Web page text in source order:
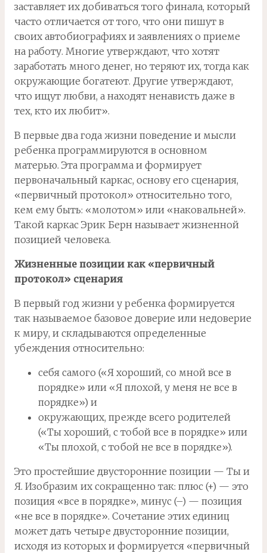
заставляет их добиваться того финала, который
часто отличается от того, что они пишут в
своих автобиографиях и заявлениях о приеме
на работу. Многие утверждают, что хотят
заработать много денег, но теряют их, тогда как
окружающие богатеют. Другие утверждают,
что ищут любви, а находят ненависть даже в
тех, кто их любит».
В первые два года жизни поведение и мысли
ребенка программируются в основном
матерью. Эта программа и формирует
первоначальный каркас, основу его сценария,
«первичный протокол» относительно того,
кем ему быть: «молотом» или «наковальней».
Такой каркас Эрик Берн называет жизненной
позицией человека.
Жизненные позиции как «первичный
протокол» сценария
В первый год жизни у ребенка формируется
так называемое базовое доверие или недоверие
к миру, и складываются определенные
убеждения относительно:
себя самого («Я хороший, со мной все в
порядке» или «Я плохой, у меня не все в
порядке») и
окружающих, прежде всего родителей
(«Ты хороший, с тобой все в порядке» или
«Ты плохой, с тобой не все в порядке»).
Это простейшие двусторонние позиции — Ты и
Я. Изобразим их сокращенно так: плюс (+) — это
позиция «все в порядке», минус (–) — позиция
«не все в порядке». Сочетание этих единиц
может дать четыре двусторонние позиции,
исходя из которых и формируется «первичный